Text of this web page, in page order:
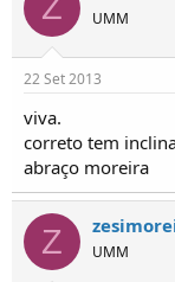
UMM
22 Set 2013
viva.
correto tem
abraço moreira
Z UMM